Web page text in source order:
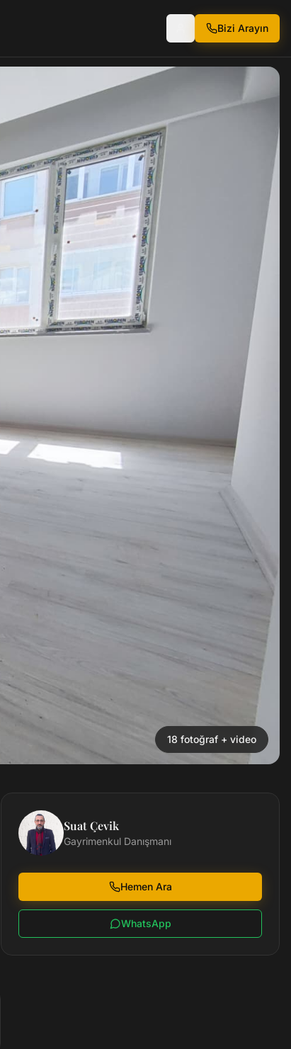
Bizi Arayın
18 fotoğraf + video
Suat Çevik
Gayrimenkul Danışmanı
Hemen Ara
WhatsApp